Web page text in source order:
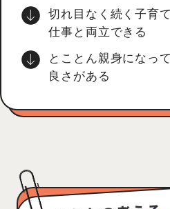
切れ目なく続く子育
仕事と両立できる
とことん親身になっ
良さがある